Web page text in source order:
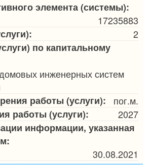
элемента (системы):
17235883
2
по капитальному
инженерных систем
работы (услуги):
пог.м.
работы (услуги):
2027
информации, указанная
30.08.2021